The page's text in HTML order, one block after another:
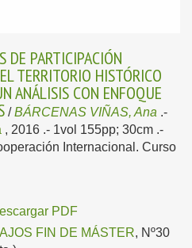
DE PARTICIPACIÓN
TERRITORIO HISTÓRICO
ANÁLISIS CON ENFOQUE
/BÁRCENAS VIÑAS, Ana .-
, 2016 .- 1vol 155pp; 30cm .-
Internacional. Curso
PDF
FIN DE MÁSTER, Nº30